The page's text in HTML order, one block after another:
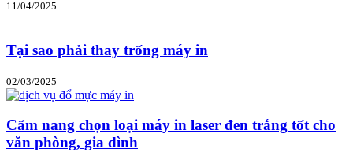
11/04/2025
Tại sao phải thay trống máy in
02/03/2025
Cẩm nang chọn loại máy in laser đen trắng tốt cho
văn phòng, gia đình